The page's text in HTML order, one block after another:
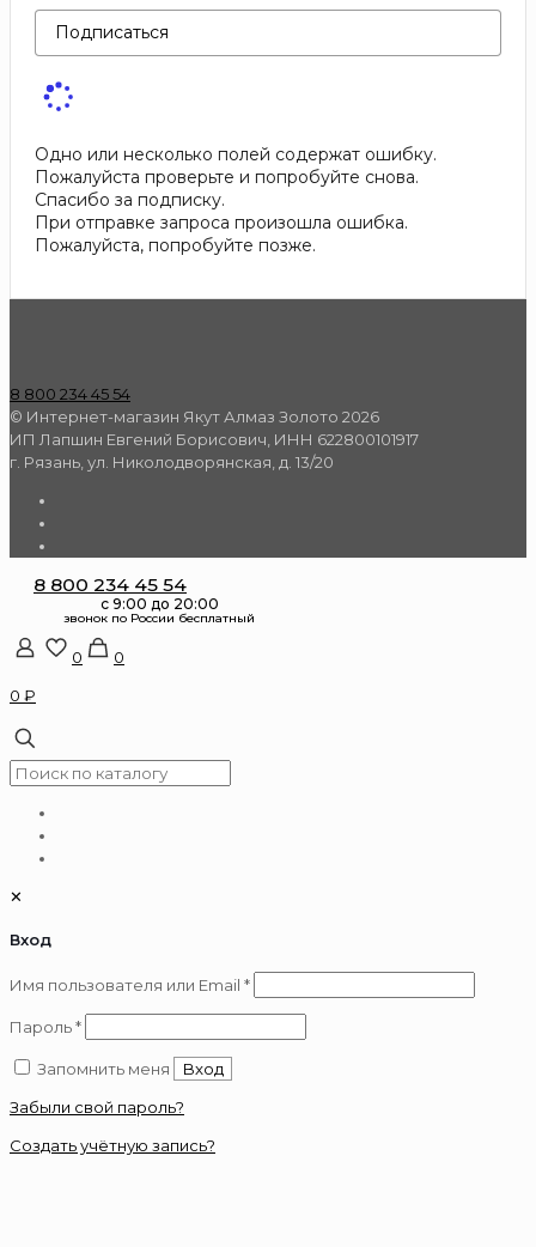
Подписаться
Одно или несколько полей содержат ошибку.
Пожалуйста проверьте и попробуйте снова.
Спасибо за подписку.
При отправке запроса произошла ошибка.
Пожалуйста, попробуйте позже.
8 800 234 45 54
© Интернет-магазин Якут Алмаз Золото 2026
ИП Лапшин Евгений Борисович, ИНН 622800101917
г. Рязань, ул. Николодворянская, д. 13/20
8 800 234 45 54
0
0
0 ₽
✕
Вход
Имя пользователя или Email *Обязательно
Пароль*Обязательно
Запомнить меня
Вход
Забыли свой пароль?
Создать учётную запись?